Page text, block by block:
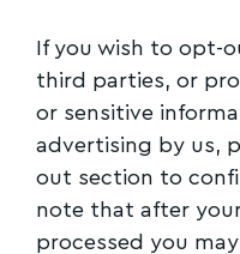
If you wish to opt-
third parties, or
or sensitive
advertising by us,
out section to
note that after
processed you
οριστεί για την
σχετική εγκύκλιο
Διεύθυνση
– 77 ΓΚΚ) ενόψει
κίνησης συνεπεία
με τη θέσπιση